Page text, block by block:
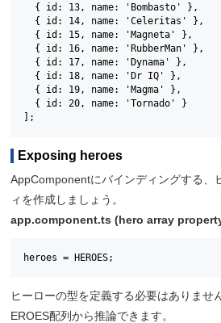
  { id: 13, name: 'Bombasto' },
  { id: 14, name: 'Celeritas' },
  { id: 15, name: 'Magneta' },
  { id: 16, name: 'RubberMan' },
  { id: 17, name: 'Dynama' },
  { id: 18, name: 'Dr IQ' },
  { id: 19, name: 'Magma' },
  { id: 20, name: 'Tornado' }
];
Exposing heroes
AppComponentにバインディングする、
ィを作成しましょう。
app.component.ts (hero array
heroes = HEROES;
ヒーローの型を定義する必要はありませ
EROES配列から推論できます。